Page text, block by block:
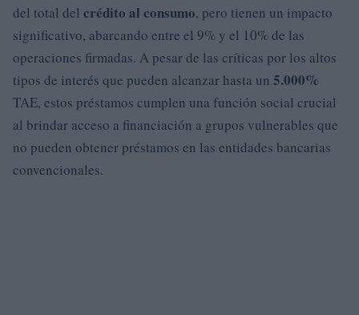
del total del crédito al consumo, pero tienen un impacto
significativo, abarcando entre el 9% y el 10% de las
operaciones firmadas. A pesar de las críticas por los altos
tipos de interés que pueden alcanzar hasta un 5.000%
TAE, estos préstamos cumplen una función social crucial
al brindar acceso a financiación a grupos vulnerables que
no pueden obtener préstamos en las entidades bancarias
convencionales.